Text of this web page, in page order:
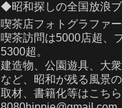
◆昭和探しの全国放浪
喫茶店フォトグラファー
喫茶訪問は5000店超、
5300超。
建造物、公園遊具、大
など、昭和が残る風景の
取材、書籍化等はこち